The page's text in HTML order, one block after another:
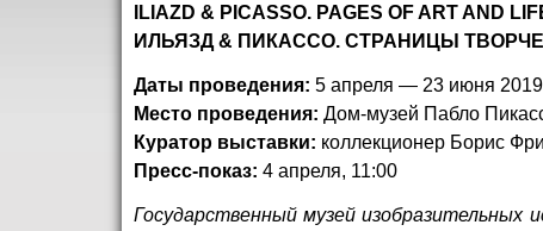
ILIAZD & PICASSO. PAGES OF ART AND
ИЛЬЯЗД & ПИКАССО. СТРАНИЦЫ
Даты проведения: 5 апреля — 23 июня 2019
Место проведения: Дом-музей Пабло
Куратор выставки: коллекционер Борис
Пресс-показ: 4 апреля, 11:00
Государственный музей